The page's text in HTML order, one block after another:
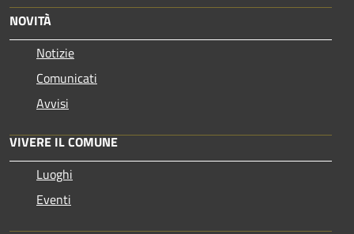
NOVITÀ
Notizie
Comunicati
Avvisi
VIVERE IL COMUNE
Luoghi
Eventi